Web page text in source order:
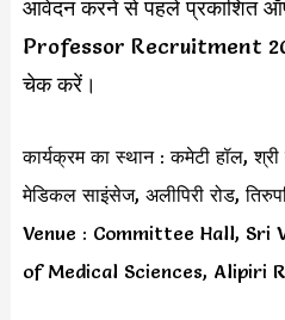
आवेदन करने से पहले प्रकाशित
Professor Recruitment
चेक करें।
कार्यक्रम का स्थान : कमेटी हॉल,
मेडिकल साइंसेज, अलीपिरी रोड,
Venue : Committee Hall,
of Medical Sciences, Alipiri